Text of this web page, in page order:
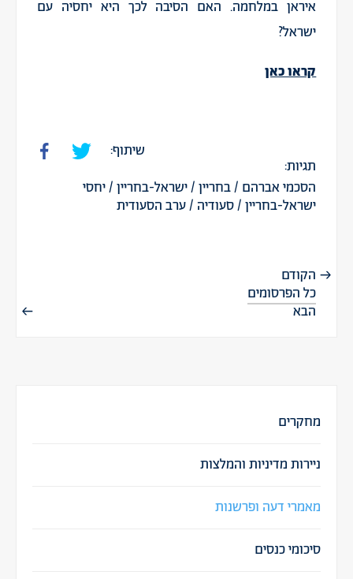
איראן במלחמה. האם הסיבה לכך היא יחסיה עם
ישראל?
קראו כאן
שיתוף:
תגיות:
הסכמי אברהם /בחריין/ישראל-בחריין/יחסי
ישראל-בחריין/סעודיה/ערב הסעודית
הקודם
כל הפרסומים
הבא
מחקרים
ניירות מדיניות והמלצות
מאמרי דעה ופרשנות
סיכומי כנסים